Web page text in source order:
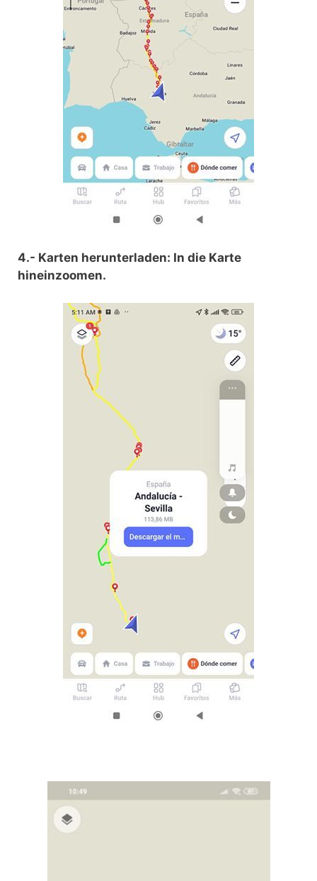
4.- Karten herunterladen: In die Karte
hineinzoomen.